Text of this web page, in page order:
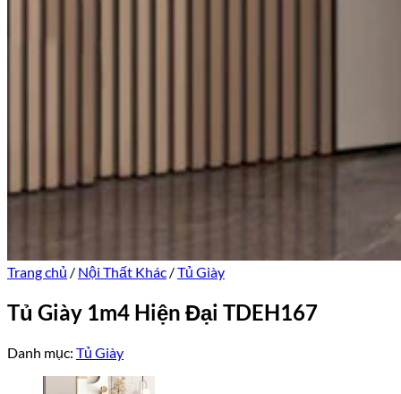
Trang chủ / Nội Thất Khác /Tủ Giày
Tủ Giày 1m4 Hiện Đại TDEH167
Danh mục: Tủ Giày